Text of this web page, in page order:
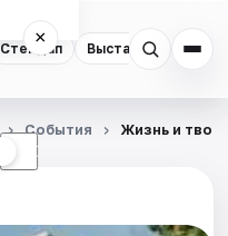
Стендап Выставки
×
☾
События Жизнь и